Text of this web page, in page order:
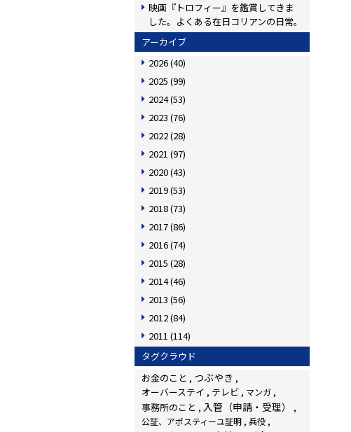
映画『トロフィー』を鑑賞してきま
した。よくある在日コリアンの日常。
アーカイブ
2026(40)
2025 (99)
2024(53)
2023 (76)
2022(28)
2021 (97)
2020(43)
2019(53)
2018(73)
2017(86)
2016(74)
2015 (28)
2014(46)
2013 (56)
2012(84)
2011 (114)
タグクラウド
お金のこと
つぶやき
オーバーステイ テレビ マンガ
事務所のこと 入管（申請・受理）
公証、アポスティーユ証明 兵役